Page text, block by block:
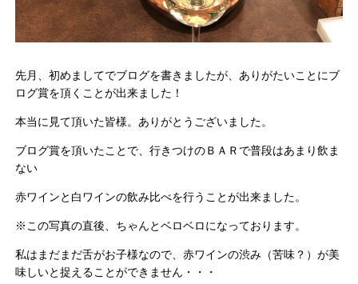
先月、初めましてでブログを書きましたが、ありがたいことにブ
ログ賞を頂くことが出来ました！
本当に見て頂いた皆様。ありがとうございました。
ブログ賞を頂いたことで、行きつけのＢＡＲで普段はあまり飲ま
ない
赤ワインと白ワインの飲み比べを行うことが出来ました。
※この写真の直後、ちゃんとベロベロになっております。
私はまだまだ舌がお子様なので、赤ワインの渋み（苦味？）が美
味しいと捉えることができません・・・